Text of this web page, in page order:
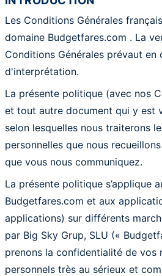
Les Conditions Générales
domaine Budgetfares.com . La
Conditions Générales prévaut en
d'interprétation.
La présente politique (avec nos
et tout autre document qui y est
selon lesquelles nous traiterons
personnelles que nous
que vous nous communiquez.
La présente politique s’applique
Budgetfares.com et aux
applications) sur différents
par Big Sky Grup, SLU («
prenons la confidentialité de vos
personnels très au sérieux et